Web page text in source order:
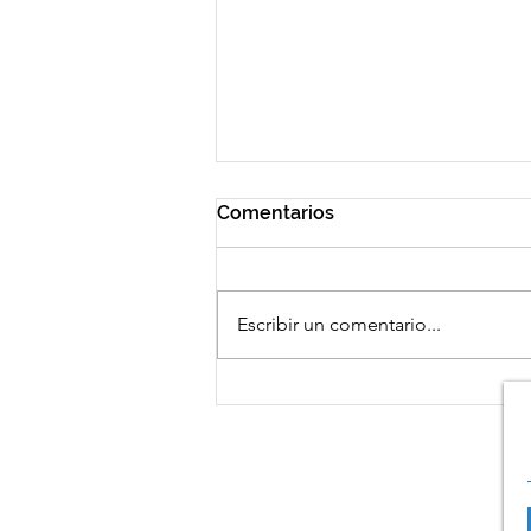
Comentarios
Escribir un comentario...